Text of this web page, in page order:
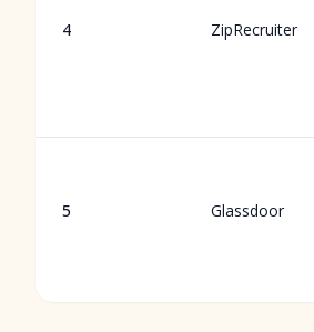
4 ZipRecruiter
5 Glassdoor